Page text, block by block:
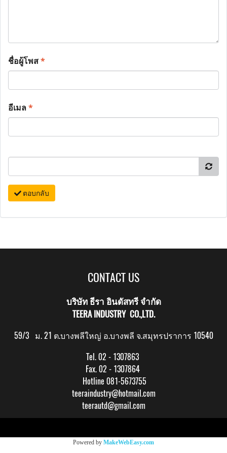
ชื่อผู้โพส*
อีเมล*
ตอบกลับ
CONTACT US
บริษัท ธีรา อินดัสทรี จำกัด
TEERA INDUSTRY CO.,LTD.
59/3 ม. 21 ต.บางพลีใหญ่ อ.บางพลี จ.สมุทรปราการ 10540
Tel. 02 - 1307863
Fax. 02 - 1307864
Hotline 081-5673755
teeraindustry@hotmail.com
teerautd@gmail.com
Powered by MakeWebEasy.com